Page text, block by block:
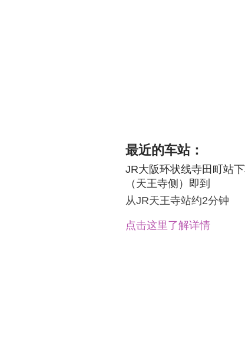
最近的车站：
JR大阪环状线寺田町站
（天王寺侧）即到
从JR天王寺站约2分钟
点击这里了解详情